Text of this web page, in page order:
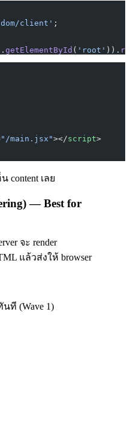
client' ;
getElementById ( 'root' )).
"/main.jsx"></script>
content เลย
— Best for
จะ render
แล้วส่งให้ browser
นที (Wave 1)